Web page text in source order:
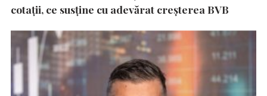
cotații, ce susține cu adevărat creșterea BVB